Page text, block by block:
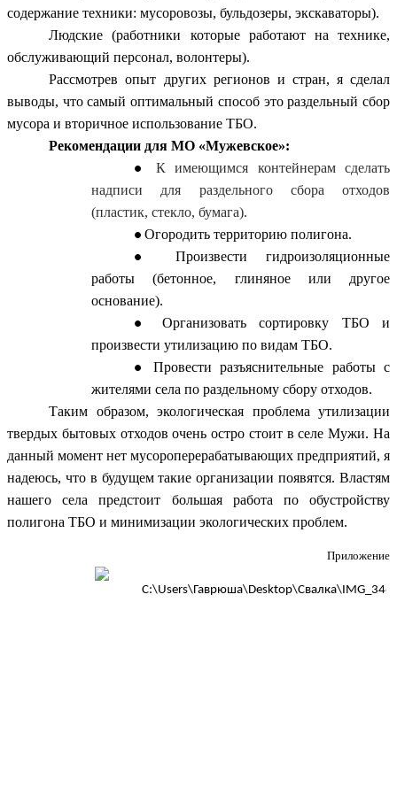
содержание техники: мусоровозы, бульдозеры, экскаваторы).
Людские (работники которые работают на технике,
обслуживающий персонал, волонтеры).
Рассмотрев опыт других регионов и стран, я сделал
выводы, что самый оптимальный способ это раздельный сбор
мусора и вторичное использование ТБО.
Рекомендации для МО «Мужевское»:
К имеющимся контейнерам сделать
надписи для раздельного сбора отходов
(пластик, стекло, бумага).
Огородить территорию полигона.
Произвести гидроизоляционные
работы (бетонное, глиняное или другое
основание).
Организовать сортировку ТБО и
произвести утилизацию по видам ТБО.
Провести разъяснительные работы с
жителями села по раздельному сбору отходов.
Таким образом, экологическая проблема утилизации
твердых бытовых отходов очень остро стоит в селе Мужи. На
данный момент нет мусороперерабатывающих предприятий, я
надеюсь, что в будущем такие организации появятся. Властям
нашего села предстоит большая работа по обустройству
полигона ТБО и минимизации экологических проблем.
Приложение